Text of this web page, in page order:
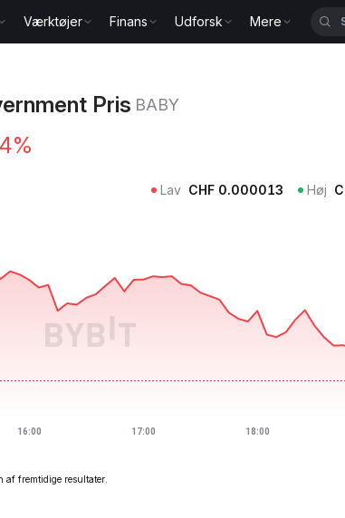
Værktøjer Finans Udforsk Mere
Pris BABY
Lav CHF 0.000013 Høj
fremtidige resultater.